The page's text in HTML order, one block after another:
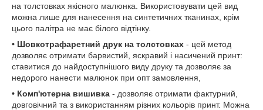
на толстовках якісного малюнка. Використовувати цей вид
можна лише для нанесення на синтетичних тканинах, крім
цього палітра не має білого відтінку.
• Шовкотрафаретний друк на толстовках - цей метод
дозволяє отримати барвистий, яскравий і насичений принт:
ставитися до найдоступнішого виду друку та дозволяє за
недорого нанести малюнок при опт замовлення,
• Комп'ютерна вишивка - дозволяє отримати фактурний,
довговічний та з використанням різних кольорів принт. Можна